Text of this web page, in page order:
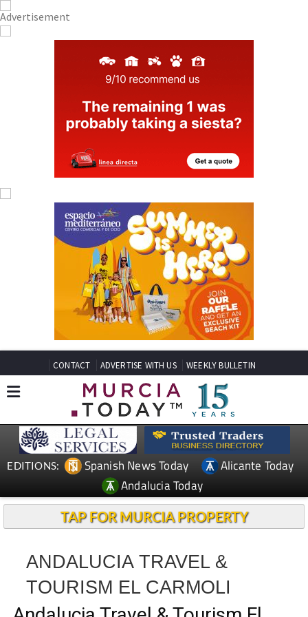
CONTACT ADVERTISE WITH US WEEKLY BULLETIN
EDITIONS: Spanish News Today
Alicante Today
Andalucia Today
TAP FOR MURCIA PROPERTY
ANDALUCIA TRAVEL &
TOURISM EL CARMOLI